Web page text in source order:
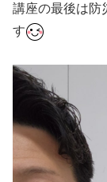
講座の最後は防
す